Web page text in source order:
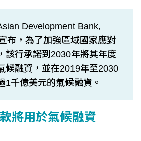
Development Bank,
布，為了加強區域國家應對
該行承諾到2030年將其年度
候融資，並在2019年至2030
1千億美元的氣候融資。
將用於氣候融資